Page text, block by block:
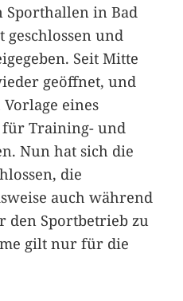
Sporthallen in Bad
und
Seit Mitte
geöffnet, und
eines
für Training- und
Nun hat sich die
die
auch während
den Sportbetrieb zu
gilt nur für die